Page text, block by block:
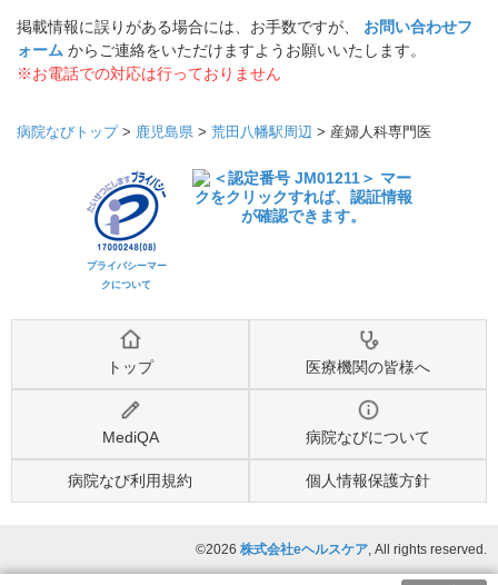
掲載情報に誤りがある場合には、お手数ですが、 お問い合わせフ
ォーム からご連絡をいただけますようお願いいたします。
※お電話での対応は行っておりません
病院なびトップ> 鹿児島県 > 荒田八幡駅周辺 > 産婦人科専門医
プライバシーマー
クについて
トップ 医療機関の皆様へ
MediQA 病院なびについて
病院なび利用規約 個人情報保護方針
©2026 株式会社eヘルスケア, All rights reserved.